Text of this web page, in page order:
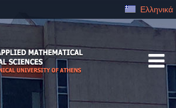
Ελληνικά